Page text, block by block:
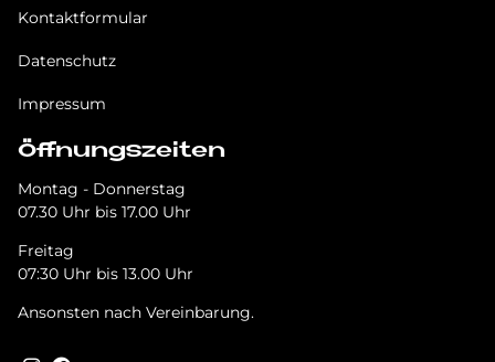
Kontaktformular
Datenschutz
Impressum
Öffnungszeiten
Montag - Donnerstag
07.30 Uhr bis 17.00 Uhr
Freitag
07:30 Uhr bis 13.00 Uhr
Ansonsten nach Vereinbarung.